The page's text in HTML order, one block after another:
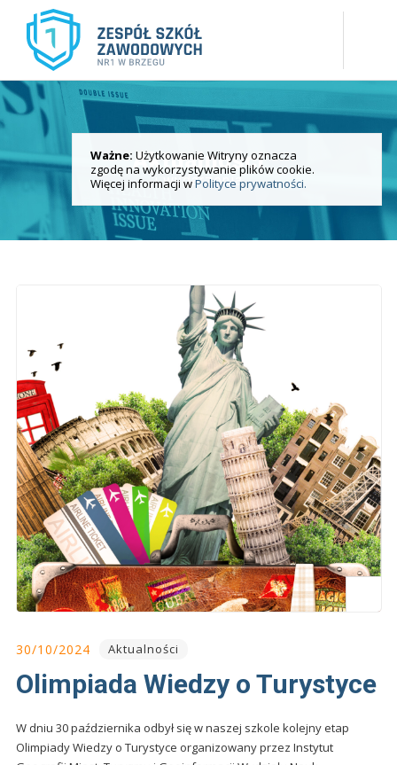
Ważne: Użytkowanie Witryny oznacza
zgodę na wykorzystywanie plików cookie.
Więcej informacji wPolityce prywatności.
Aktualności
i wydarzenia
30/10/2024 Aktualności
Olimpiada Wiedzy o Turystyce
W dniu 30 października odbył się w naszej szkole kolejny etap
Olimpiady Wiedzy o Turystyce organizowany przez Instytut